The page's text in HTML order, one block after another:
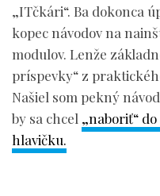
„ITčkári“. Ba dokonca
kopec návodov na
modulov. Lenže
príspevky“ z
Našiel som pekný
by sa chcel „naboriť“
hlavičku.